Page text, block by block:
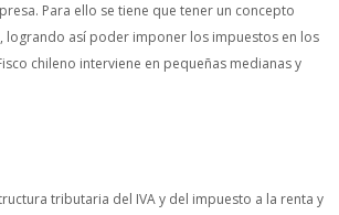
Para ello se tiene que tener un concepto
logrando así poder imponer los impuestos en los
chileno interviene en pequeñas medianas y
tributaria del IVA y del impuesto a la renta y